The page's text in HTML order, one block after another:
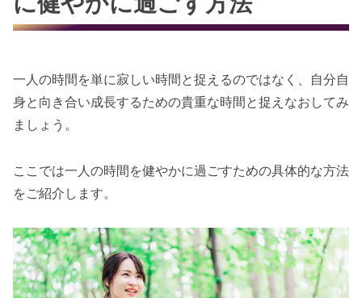
一人の時間を単に寂しい時間と捉えるのではなく、自分自
身と向き合い成長するための貴重な時間と捉えなおしてみ
ましょう。
ここでは一人の時間を健やかに過ごすための具体的な方法
をご紹介します。